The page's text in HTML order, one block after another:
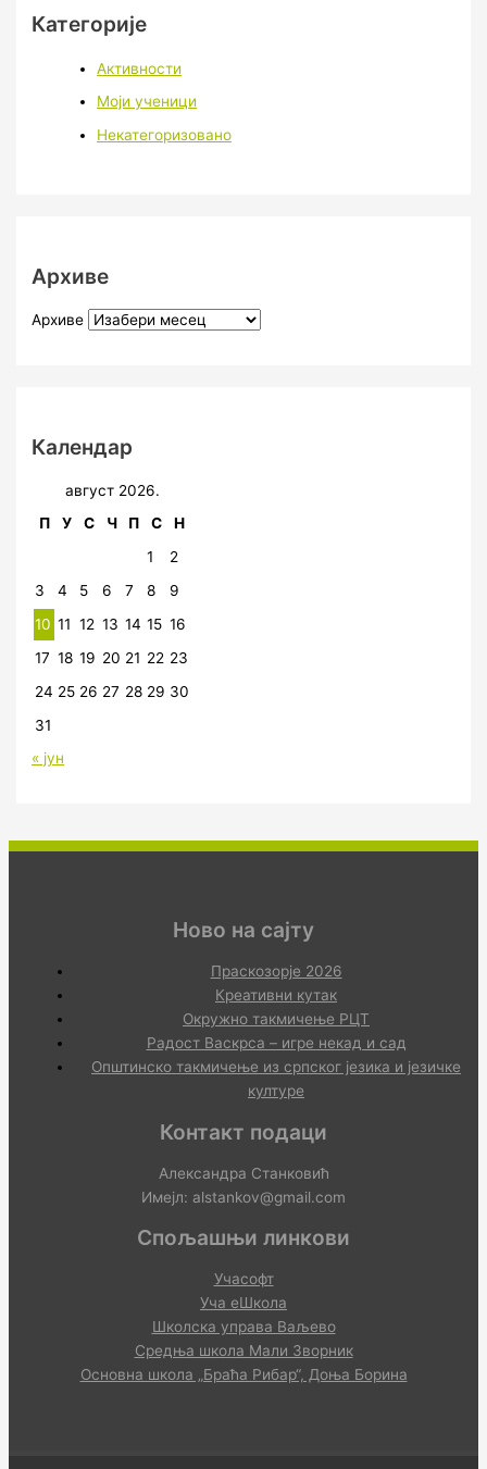
Категорије
Активности
Моји ученици
Некатегоризовано
Архиве
Архиве
Календар
август 2026.
П
У С Ч П С
Н
1
2
3
4 5 6 7 8
9
10 11 12 13 14 15 16
17 18 19 20 21 22 23
24 25 26 27 28 29 30
31
« јун
Ново на сајту
Праскозорје 2026
Креативни кутак
Окружно такмичење РЦТ
Радост Васкрса – игре некад и сад
Општинско такмичење из српског језика и језичке
културе
Контакт подаци
Александра Станковић
Имејл: alstankov@gmail.com
Спољашњи линкови
Учасофт
Уча еШкола
Школска управа Ваљево
Средња школа Мали Зворник
Основна школа „Браћа Рибар“, Доња Борина